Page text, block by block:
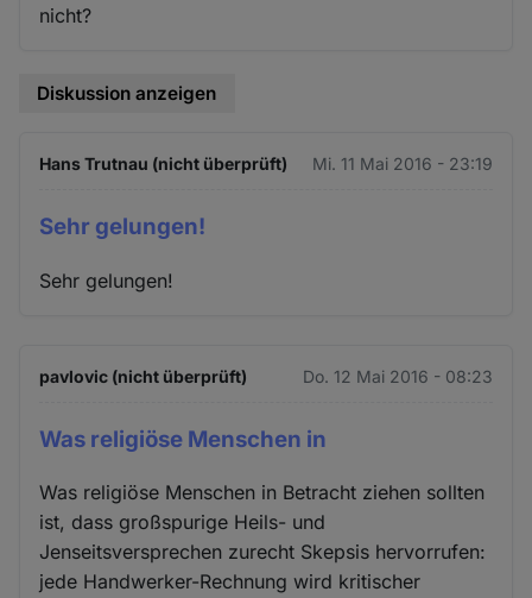
nicht?
Diskussion anzeigen
Hans Trutnau (nicht überprüft) Mi. 11 Mai 2016 - 23:19
Sehr gelungen!
Sehr gelungen!
pavlovic (nicht überprüft) Do. 12 Mai 2016 - 08:23
Was religiöse Menschen in
Was religiöse Menschen in Betracht ziehen sollten
ist, dass großspurige Heils- und
Jenseitsversprechen zurecht Skepsis hervorrufen:
jede Handwerker-Rechnung wird kritischer